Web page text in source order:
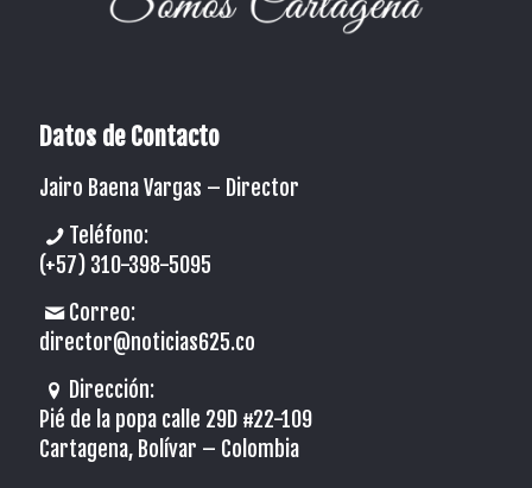
Datos de Contacto
Jairo Baena Vargas – Director
Teléfono:
(+57) 310-398-5095
Correo:
director@noticias625.co
Dirección:
Pié de la popa calle 29D #22-109
Cartagena, Bolívar – Colombia